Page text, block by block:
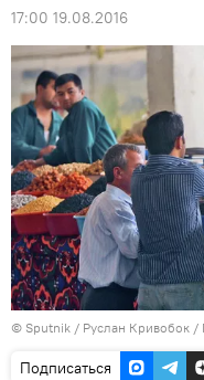
17:00 19.08.2016
© Sputnik / Руслан Кривобок /
Подписаться